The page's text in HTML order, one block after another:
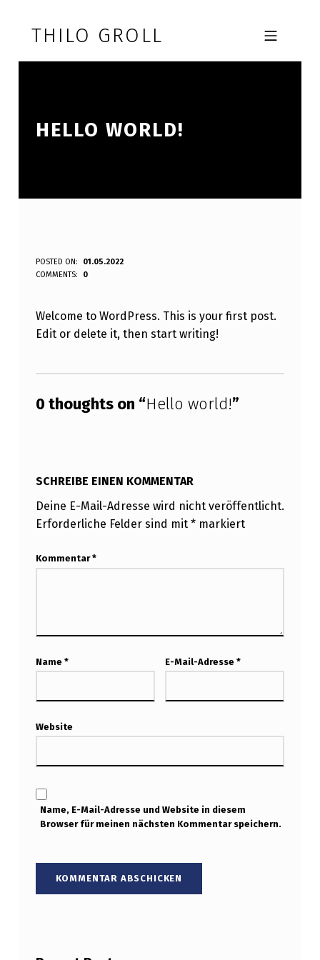
THILO GROLL MOBILE MENU
HELLO WORLD!
H
L
L
W
O
D
!
POSTED ON:
01.05.2022
WRITTEN BY:
MaskenballCOMMENTS: 0
Welcome to WordPress. This is your first post.
Edit or delete it, then start writing!
0 thoughts on “Hello world!”
SCHREIBE EINEN KOMMENTAR
Deine E-Mail-Adresse wird nicht veröffentlicht.
Erforderliche Felder sind mit *markiert
Kommentar*
Name * E-Mail-Adresse *
Website
Name, E-Mail-Adresse und Website in diesem
Browser für meinen nächsten Kommentar speichern.